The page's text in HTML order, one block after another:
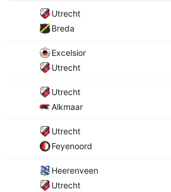
Utrecht
Breda
Excelsior
Utrecht
Utrecht
Alkmaar
Utrecht
Feyenoord
Heerenveen
Utrecht